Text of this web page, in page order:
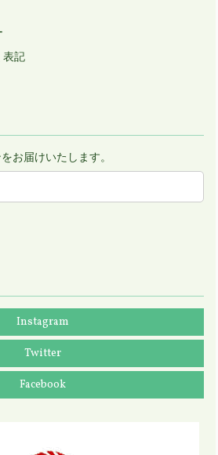
表記
お届けいたします。
Instagram
Twitter
Facebook